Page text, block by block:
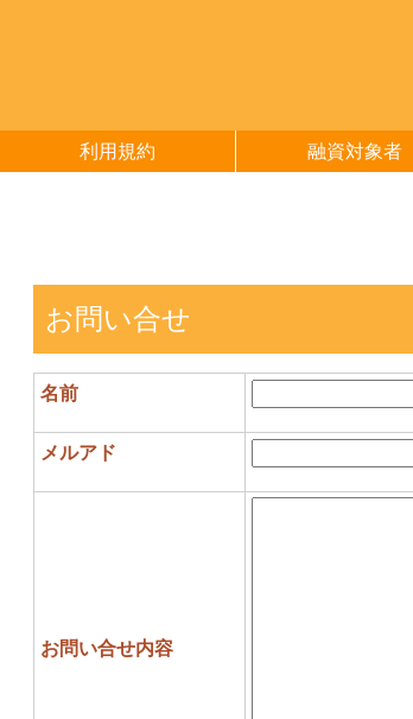
利用規約 融資対象者
お問い合せ
名前
メルアド
お問い合せ内容